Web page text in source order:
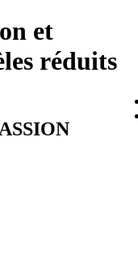
et
réduits